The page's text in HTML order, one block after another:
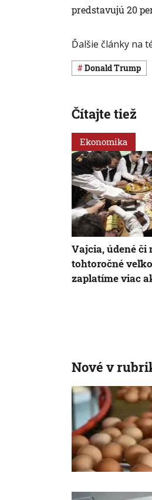
predstavujú 20
Ďalšie články na
Donald Trump
Čítajte tiež
Ekonomika
Vajcia, údené či
tohtoročné
zaplatíme viac
Nové v